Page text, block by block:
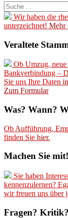
Suche
nach:Wir haben die
unterzeichnet!
Veraltete
Ob Umzug,
Bankverbindung –
Sie uns Ihre Daten
Zum Formular
Was? Wann?
Ob Aufführung,
finden Sie hier.
Machen Sie mit!
Sie haben
kennenzulernen?
wir freuen uns über
Fragen?